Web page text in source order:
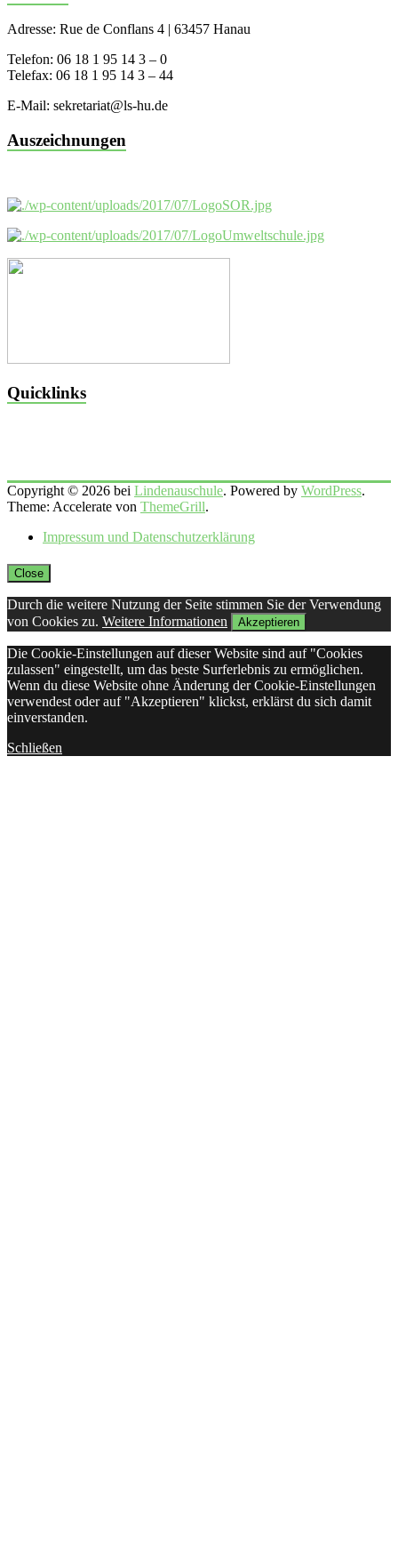
Adresse: Rue de Conflans 4 | 63457 Hanau
Telefon: 06 18 1 95 14 3 – 0
Telefax: 06 18 1 95 14 3 – 44
E-Mail: sekretariat@ls-hu.de
Auszeichnungen
Quicklinks
Copyright © 2026 bei Lindenauschule. Powered by WordPress.
Theme: Accelerate von ThemeGrill.
Impressum und Datenschutzerklärung
Close
Durch die weitere Nutzung der Seite stimmen Sie der Verwendung
von Cookies zu. Weitere Informationen Akzeptieren
Die Cookie-Einstellungen auf dieser Website sind auf "Cookies
zulassen" eingestellt, um das beste Surferlebnis zu ermöglichen.
Wenn du diese Website ohne Änderung der Cookie-Einstellungen
verwendest oder auf "Akzeptieren" klickst, erklärst du sich damit
einverstanden.
Schließen